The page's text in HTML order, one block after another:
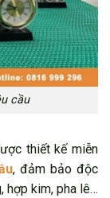
cầu
thiết kế miễn
, đảm bảo độc
hợp kim, pha lê…